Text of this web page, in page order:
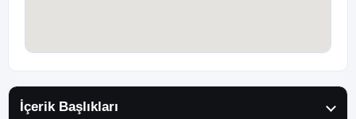
İçerik Başlıkları